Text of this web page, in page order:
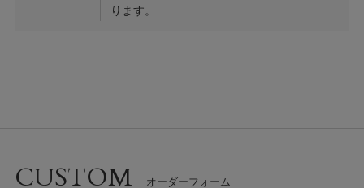
ります。
CUSTOM